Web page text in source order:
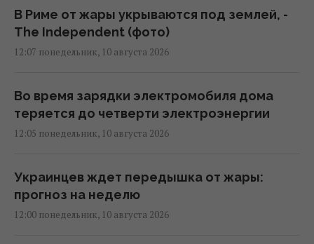
В Риме от жары укрываются под землей, -
The Independent (фото)
12:07 понедельник, 10 августа 2026
Во время зарядки электромобиля дома
теряется до четверти электроэнергии
12:05 понедельник, 10 августа 2026
Украинцев ждет передышка от жары:
прогноз на неделю
12:00 понедельник, 10 августа 2026